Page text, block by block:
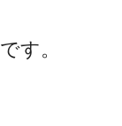
す。